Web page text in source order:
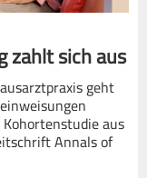
zahlt sich aus
geht
aus
Annals of